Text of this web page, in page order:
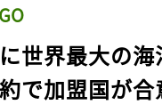
に世界最大の
で加盟国が合
ログイン